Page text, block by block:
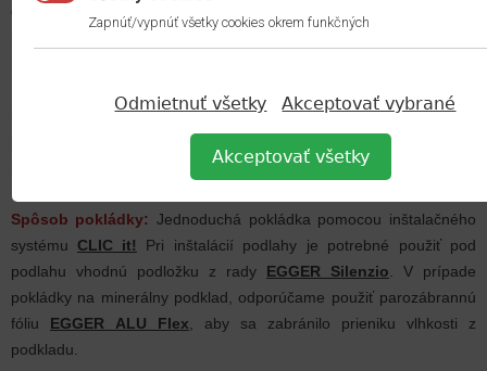
Podlahav hrúbke 8 mm v triede záťaže 32je vhodná
pre aplikáciu vo všetkých obytných priestoroch s intenzívnym
používaním, vrátane bežného použitia v komerčných priestoroch.
Spôsob pokládky: Jednoduchá pokládka pomocou inštalačného
systému CLIC it!
Pri inštalácií podlahy je potrebné použiť pod
podlahu vhodnú podložku z rady EGGER Silenzio . V prípade
pokládky na minerálny podklad, odporúčame použiť parozábrannú
fóliu EGGER ALU Flex , aby sa zabránilo prieniku vlhkosti z
podkladu.
Zapnúť/vypnúť všetky cookies okrem funkčných
Odmietnuť všetky Akceptovať vybrané
Akceptovať všetky